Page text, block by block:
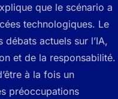
que le scénario a
technologiques. Le
actuels sur l’IA,
et de la responsabilité.
à la fois un
préoccupations